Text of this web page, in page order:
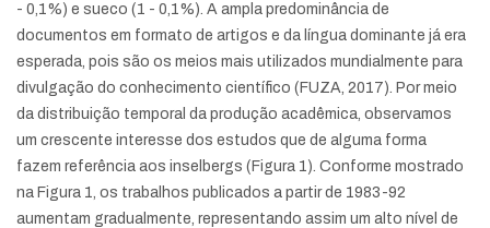
- 0,1%) e sueco (1 - 0,1%). A ampla predominância de
documentos em formato de artigos e da língua dominante já era
esperada, pois são os meios mais utilizados mundialmente para
divulgação do conhecimento científico (FUZA, 2017). Por meio
da distribuição temporal da produção acadêmica, observamos
um crescente interesse dos estudos que de alguma forma
fazem referência aos inselbergs (Figura 1). Conforme mostrado
na Figura 1, os trabalhos publicados a partir de 1983-92
aumentam gradualmente, representando assim um alto nível de